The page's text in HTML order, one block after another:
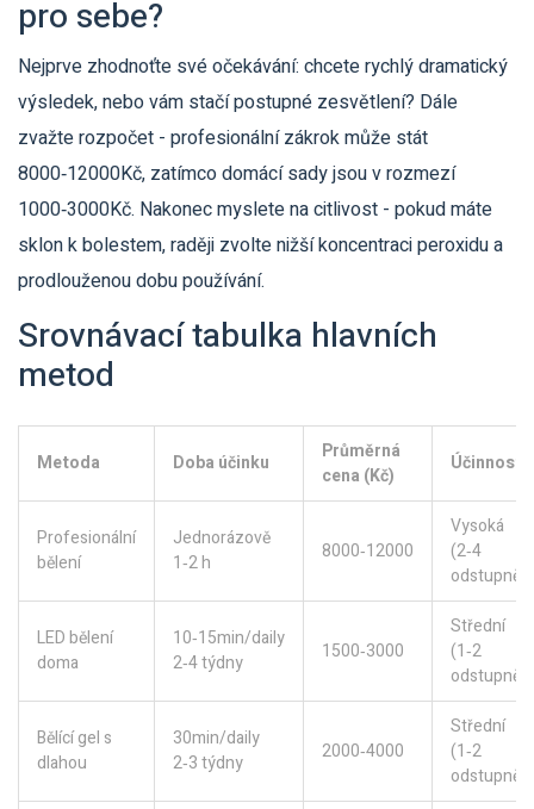
pro sebe?
Nejprve zhodnoťte své očekávání: chcete rychlý dramatický
výsledek, nebo vám stačí postupné zesvětlení? Dále
zvažte rozpočet - profesionální zákrok může stát
8000‑12000Kč, zatímco domácí sady jsou v rozmezí
1000‑3000Kč. Nakonec myslete na citlivost - pokud máte
sklon k bolestem, raději zvolte nižší koncentraci peroxidu a
prodlouženou dobu používání.
Srovnávací tabulka hlavních
metod
Metoda Doba účinku
Průměrná
cena (Kč)
Účinnost
Profesionální
bělení
Jednorázově
1‑2 h
8000‑12000
Vysoká
(2‑4
odstupně)
LED bělení
doma
10‑15min/daily
2‑4 týdny
1500‑3000
Střední
(1‑2
odstupně)
Bělící gel s
dlahou
30min/daily
2‑3 týdny
2000‑4000
Střední
(1‑2
odstupně)